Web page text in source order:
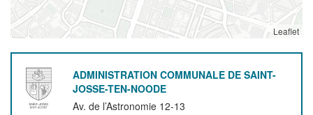
Leaflet
ADMINISTRATION COMMUNALE DE SAINT-
JOSSE-TEN-NOODE
Av. de l’Astronomie 12-13